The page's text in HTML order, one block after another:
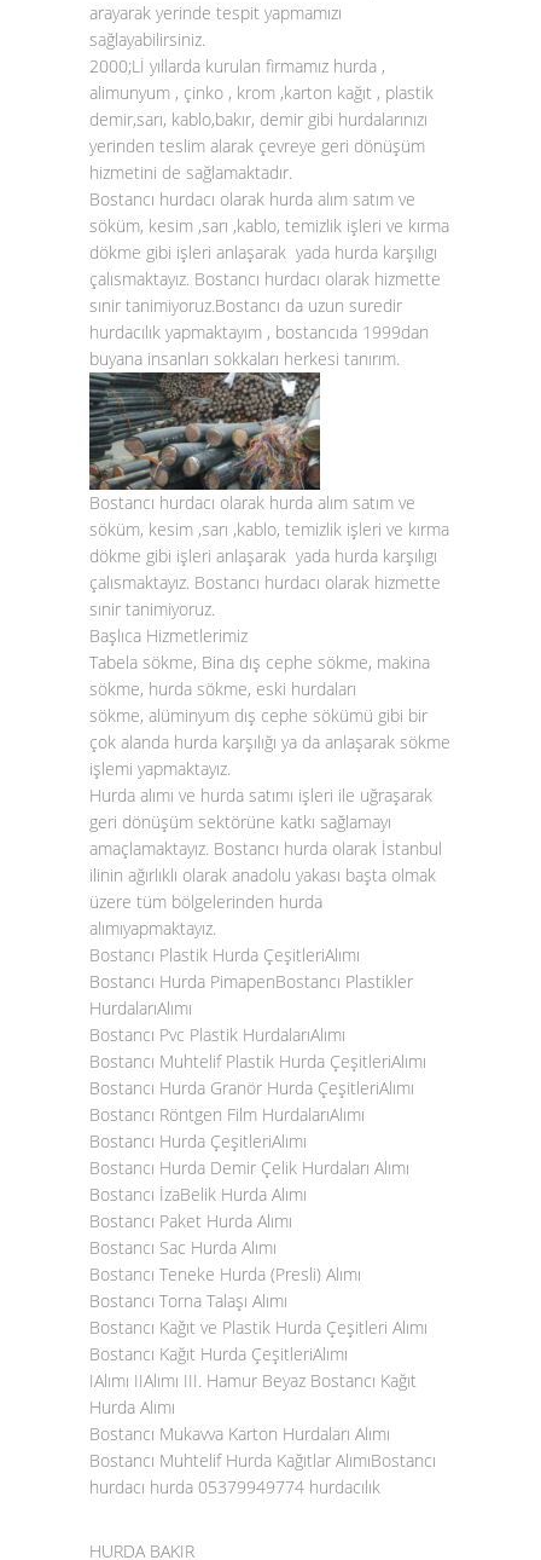
arayarak yerinde tespit yapmamızı
sağlayabilirsiniz.
2000;Lİ yıllarda kurulan firmamız hurda ,
alimunyum , çinko , krom ,karton kağıt , plastik
demir,sarı, kablo,bakır, demir gibi hurdalarınızı
yerinden teslim alarak çevreye geri dönüşüm
hizmetini de sağlamaktadır.
Bostancı hurdacı olarak hurda alım satım ve
söküm, kesim ,sarı ,kablo, temizlik işleri ve kırma
dökme gibi işleri anlaşarak yada hurda karşılıgı
çalısmaktayız. Bostancı hurdacı olarak hizmette
sınir tanimiyoruz.Bostancı da uzun suredir
hurdacılık yapmaktayım , bostancıda 1999dan
buyana insanları sokkaları herkesi tanırım.
Bostancı hurdacı olarak hurda alım satım ve
söküm, kesim ,sarı ,kablo, temizlik işleri ve kırma
dökme gibi işleri anlaşarak yada hurda karşılıgı
çalısmaktayız. Bostancı hurdacı olarak hizmette
sınir tanimiyoruz.
Başlıca Hizmetlerimiz
Tabela sökme, Bina dış cephe sökme, makina
sökme, hurda sökme, eski hurdaları
sökme, alüminyum dış cephe sökümü gibi bir
çok alanda hurda karşılığı ya da anlaşarak sökme
işlemi yapmaktayız.
Hurda alımı ve hurda satımı işleri ile uğraşarak
geri dönüşüm sektörüne katkı sağlamayı
amaçlamaktayız. Bostancı hurda olarak İstanbul
ilinin ağırlıklı olarak anadolu yakası başta olmak
üzere tüm bölgelerinden hurda
alımıyapmaktayız.
Bostancı Plastik Hurda ÇeşitleriAlımı
Bostancı Hurda PimapenBostancı Plastikler
HurdalarıAlımı
Bostancı Pvc Plastik HurdalarıAlımı
Bostancı Muhtelif Plastik Hurda ÇeşitleriAlımı
Bostancı Hurda Granör Hurda ÇeşitleriAlımı
Bostancı Röntgen Film HurdalarıAlımı
Bostancı Hurda ÇeşitleriAlımı
Bostancı Hurda Demir Çelik Hurdaları Alımı
Bostancı İzaBelik Hurda Alımı
Bostancı Paket Hurda Alımı
Bostancı Sac Hurda Alımı
Bostancı Teneke Hurda (Presli) Alımı
Bostancı Torna Talaşı Alımı
Bostancı Kağıt ve Plastik Hurda Çeşitleri Alımı
Bostancı Kağıt Hurda ÇeşitleriAlımı
IAlımı IIAlımı III. Hamur Beyaz Bostancı Kağıt
Hurda Alımı
Bostancı Mukavva Karton Hurdaları Alımı
Bostancı Muhtelif Hurda Kağıtlar AlımıBostancı
hurdacı hurda 05379949774 hurdacılık
HURDA BAKIR